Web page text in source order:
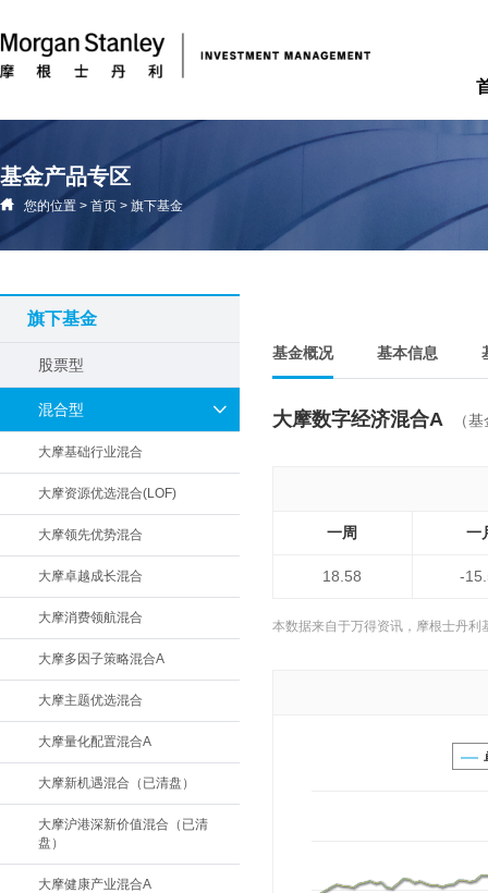
基金产品专区
您的位置 > 首页 > 旗下基金
旗下基金
股票型
混合型
大摩基础行业混合
大摩资源优选混合(LOF)
大摩领先优势混合
大摩卓越成长混合
大摩消费领航混合
大摩多因子策略混合A
大摩主题优选混合
大摩量化配置混合A
大摩新机遇混合（已清盘）
大摩沪港深新价值混合（已清
盘）
大摩健康产业混合A
基金概况 基本信息
大摩数字经济混合A （
一周 一
18.58 -
本数据来自于万得资讯，摩根士丹